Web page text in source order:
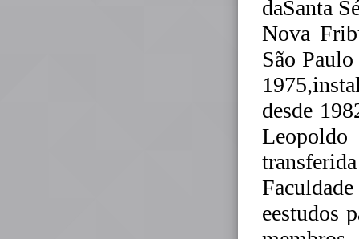
daSanta
Nova
São
desde
eestudos